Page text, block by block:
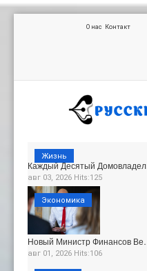
О нас Контакт
Каждый Десятый
авг 03, 2026 Hits:125
Жизнь
Новый Министр Финансов
авг 01, 2026 Hits:106
Экономика